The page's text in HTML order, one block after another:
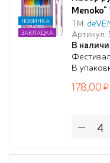
Menoko"
ТМ:
Артикул:
В
В
НОВИНКА
ЗАКЛАДКА
178,00